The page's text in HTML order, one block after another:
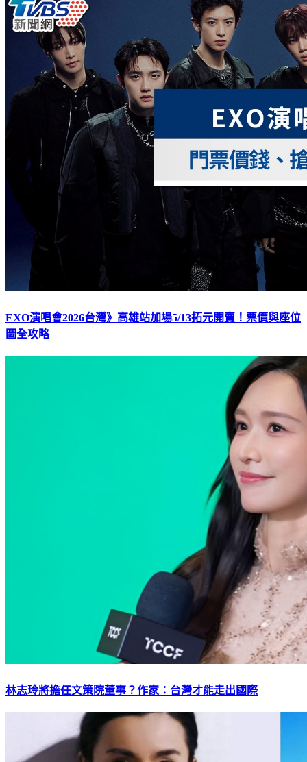
EXO演唱會2026台灣》高雄站加場5/13拓元開賣！票價與座位
圖全攻略
林志玲將擔任文策院董事？作家：台灣才能走出國際